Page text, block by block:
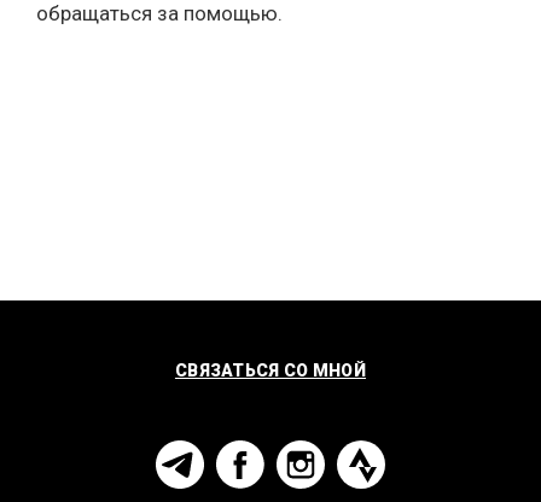
обращаться за помощью.
СВЯЗАТЬСЯ СО МНОЙ